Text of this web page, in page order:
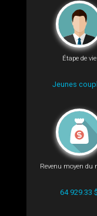
Étape de vie
Jeunes
Revenu moyen du
64 929.33 $